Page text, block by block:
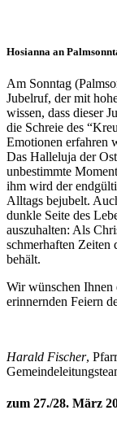
Hosianna an
Am Sonntag
Jubelruf, der mit
wissen, dass dieser
die Schreie des
Emotionen erfahren
Das Halleluja der
unbestimmte
ihm wird der
Alltags bejubelt.
dunkle Seite des
auszuhalten: Als
schmerhaften Zeiten
behält.
Wir wünschen Ihnen
erinnernden Feiern
Harald Fischer,
zum 27./28. März